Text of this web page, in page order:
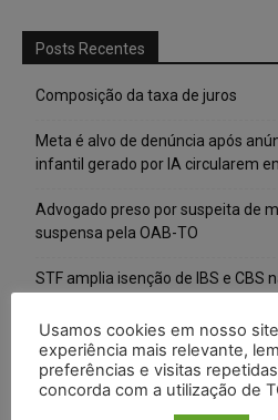
Posts Recentes
Composição da taxa de juros
Meta é alvo de denúncia após
infantil gerado por IA circularem
Advogado preso por suspeita de
suspensa pela OAB-TO
STF amplia isenção de IBS e CBS
Justiça do Trabalho mantém justa
vendia canetas emagrecedoras
Usamos cookies em nosso
experiência mais relevante,
preferências e visitas
concorda com a utilização de